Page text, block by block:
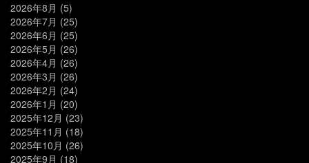
2026年8月 (5)
2026年7月 (25)
2026年6月 (25)
2026年5月 (26)
2026年4月 (26)
2026年3月 (26)
2026年2月 (24)
2026年1月 (20)
2025年12月 (23)
2025年11月 (18)
2025年10月 (26)
2025年9月 (18)